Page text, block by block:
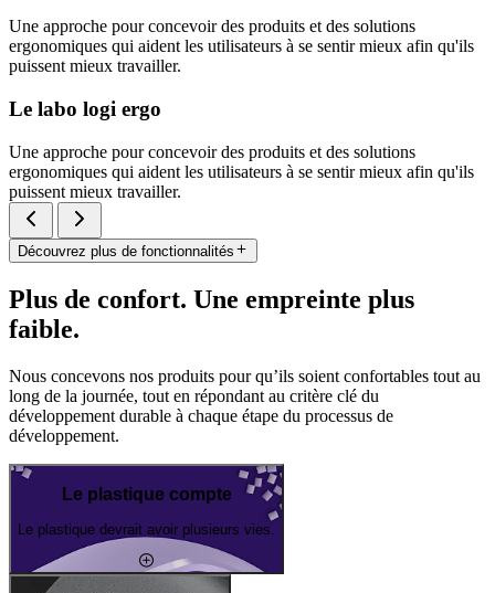
Une approche pour concevoir des produits et des solutions
ergonomiques qui aident les utilisateurs à se sentir mieux afin qu'ils
puissent mieux travailler.
Le labo logi ergo
Une approche pour concevoir des produits et des solutions
ergonomiques qui aident les utilisateurs à se sentir mieux afin qu'ils
puissent mieux travailler.
Découvrez plus de fonctionnalités
Plus de confort. Une empreinte plus
faible.
Nous concevons nos produits pour qu’ils soient confortables tout au
long de la journée, tout en répondant au critère clé du
développement durable à chaque étape du processus de
développement.
Le plastique compte
Le plastique devrait avoir plusieurs vies.